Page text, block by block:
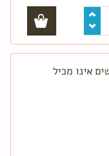
אינו מכיל